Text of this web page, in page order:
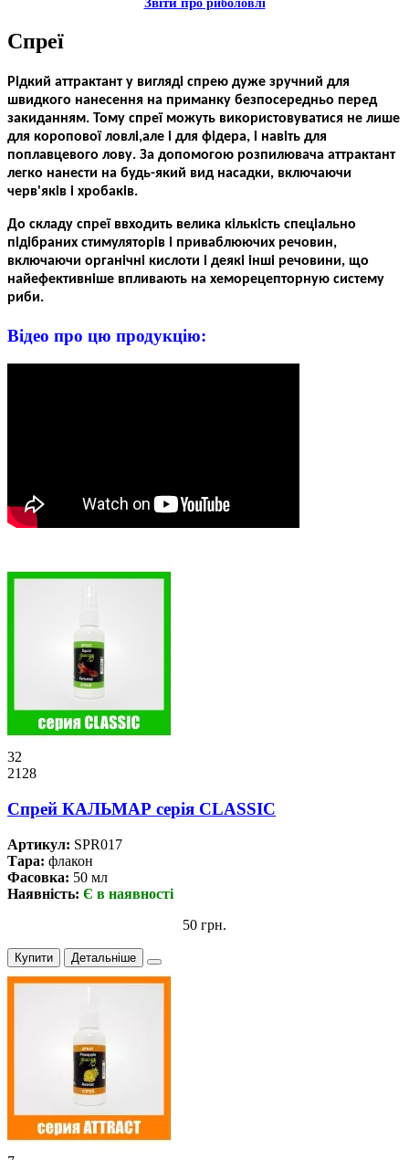
о риболовлi
Спреї
Рідкий аттрактант у вигляді спрею дуже зручний для
швидкого нанесення на приманку безпосередньо перед
закиданням. Тому спреї можуть використовуватися не лише
для коропової ловлi,але і для фідера, і навіть для
поплавцевого лову. За допомогою розпилювача аттрактант
легко нанести на будь-який вид насадки, включаючи
черв'яків і хробакiв.
До складу спреї ввходить велика кількість спеціально
підібраних стимуляторів і приваблюючих речовин,
включаючи органічні кислоти і деякі інші речовини, що
найефективніше впливають на хеморецепторную систему
риби.
Вiдео про цю продукцiю:
32
2128
Спрей КАЛЬМАР серiя CLASSIC
Артикул: SPR017
Тара: флакон
Фасовка: 50 мл
Наявність: Є в наявності
50 грн.
Купити Детальніше